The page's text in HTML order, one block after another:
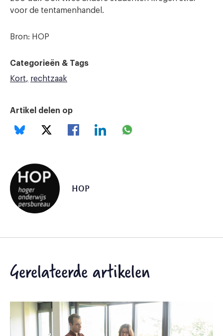
voor de tentamenhandel.
Bron: HOP
Categorieën & Tags
Kort
rechtzaak
Artikel delen op
HOP
Gerelateerde artikelen